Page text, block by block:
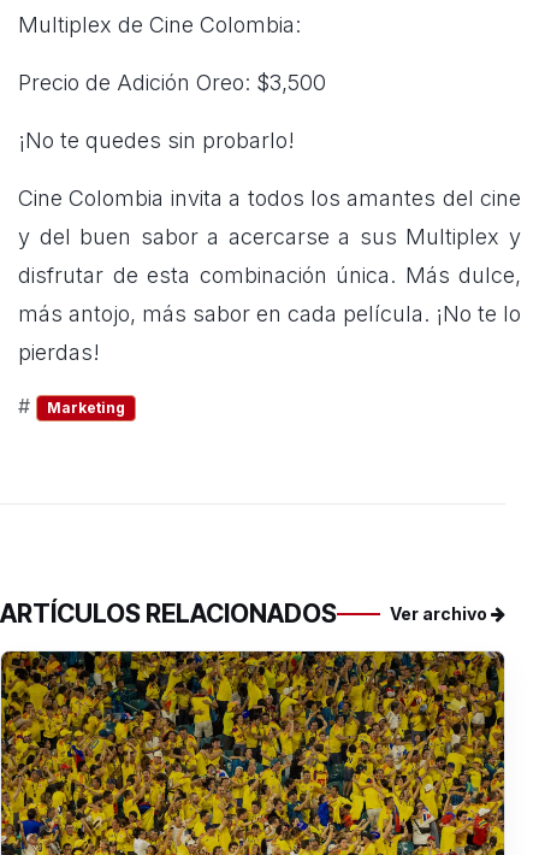
Multiplex de Cine Colombia:
Precio de Adición Oreo: $3,500
¡No te quedes sin probarlo!
Cine Colombia invita a todos los amantes del cine
y del buen sabor a acercarse a sus Multiplex y
disfrutar de esta combinación única. Más dulce,
más antojo, más sabor en cada película. ¡No te lo
pierdas!
# Marketing
ARTÍCULOS RELACIONADOS Ver archivo